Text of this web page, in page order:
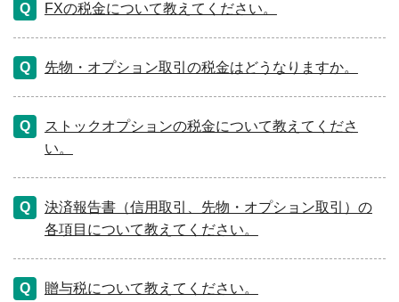
FXの税金について教えてください。
先物・オプション取引の税金はどうなりますか。
ストックオプションの税金について教えてくださ
い。
決済報告書（信用取引、先物・オプション取引）の
各項目について教えてください。
贈与税について教えてください。